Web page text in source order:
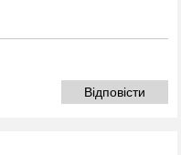
Відповісти